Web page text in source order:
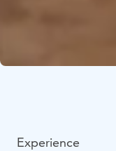
Experience